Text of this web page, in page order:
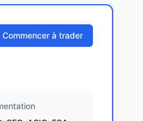
Commencer à trader